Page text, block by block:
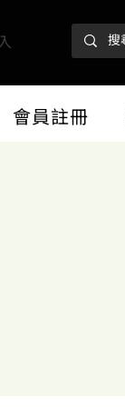
會員註冊